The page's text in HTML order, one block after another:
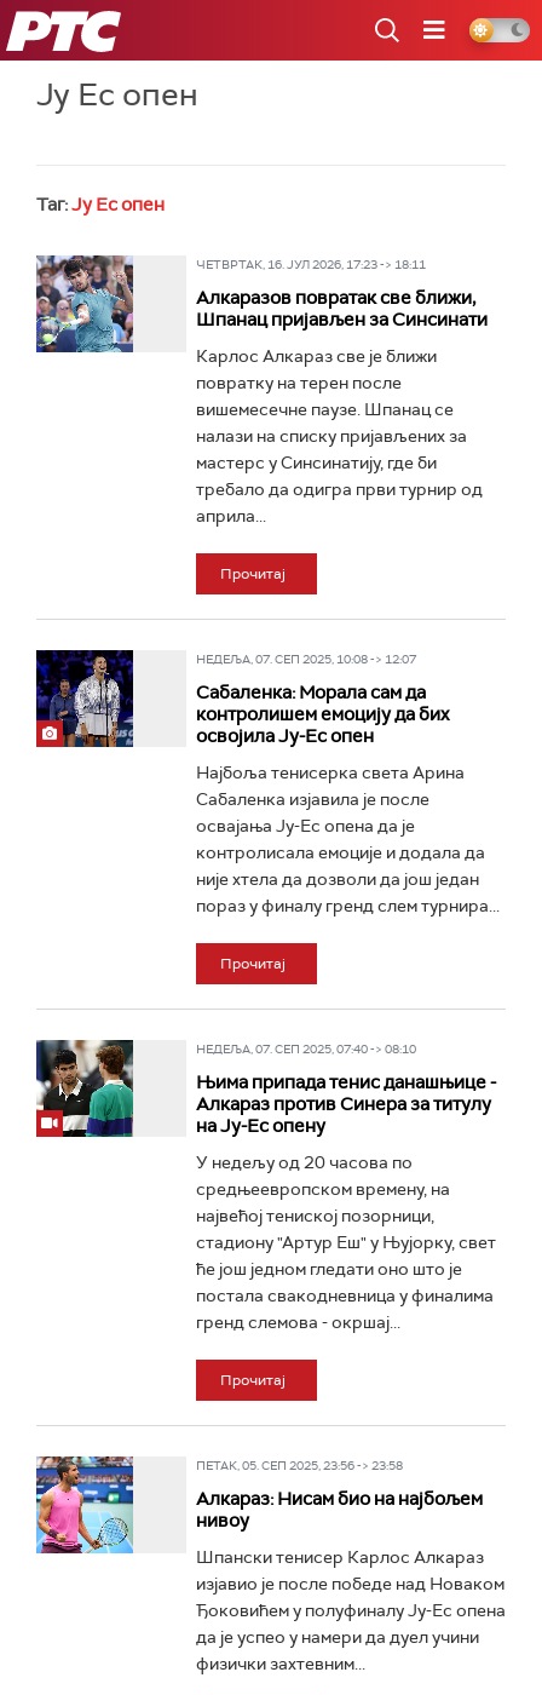
РТС
Ју Ес опен
Таг:Ју Ес опен
ЧЕТВРТАК, 16. ЈУЛ 2026, 17:23 -> 18:11
Алкаразов повратак све ближи,
Шпанац пријављен за Синсинати
Карлос Алкараз све је ближи
повратку на терен после
вишемесечне паузе. Шпанац се
налази на списку пријављених за
мастерс у Синсинатију, где би
требало да одигра први турнир од
априла...
Прочитај
НЕДЕЉА, 07. СЕП 2025, 10:08 -> 12:07
Сабаленка: Морала сам да
контролишем емоцију да бих
освојила Ју-Ес опен
Најбоља тенисерка света Арина
Сабаленка изјавила је после
освајања Ју-Ес опена да је
контролисала емоције и додала да
није хтела да дозволи да још један
пораз у финалу гренд слем турнира...
Прочитај
НЕДЕЉА, 07. СЕП 2025, 07:40 -> 08:10
Њима припада тенис данашњице -
Алкараз против Синера за титулу
на Ју-Ес опену
У недељу од 20 часова по
средњеевропском времену, на
највећој тениској позорници,
стадиону "Артур Еш" у Њујорку, свет
ће још једном гледати оно што је
постала свакодневница у финалима
гренд слемова - окршај...
Прочитај
ПЕТАК, 05. СЕП 2025, 23:56 -> 23:58
Алкараз: Нисам био на најбољем
нивоу
Шпански тенисер Карлос Алкараз
изјавио је после победе над Новаком
Ђоковићем у полуфиналу Ју-Ес опена
да је успео у намери да дуел учини
физички захтевним...